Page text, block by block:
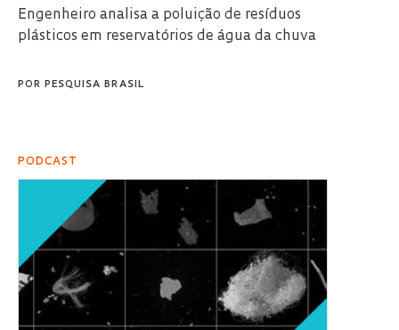
Engenheiro analisa a poluição de resíduos
plásticos em reservatórios de água da chuva
POR PESQUISA BRASIL
PODCAST